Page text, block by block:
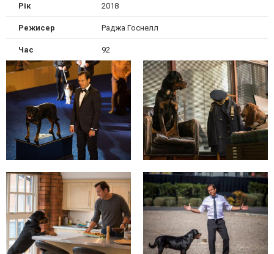
Рік 2018
Режисер Раджа Госнелл
Час 92